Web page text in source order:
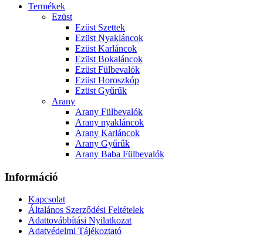
Termékek
Ezüst
Ezüst Szettek
Ezüst Nyakláncok
Ezüst Karláncok
Ezüst Bokaláncok
Ezüst Fülbevalók
Ezüst Horoszkóp
Ezüst Gyűrűk
Arany
Arany Fülbevalók
Arany nyakláncok
Arany Karláncok
Arany Gyűrűk
Arany Baba Fülbevalók
Információ
Kapcsolat
Általános Szerződési Feltételek
Adattovábbítási Nyilatkozat
Adatvédelmi Tájékoztató